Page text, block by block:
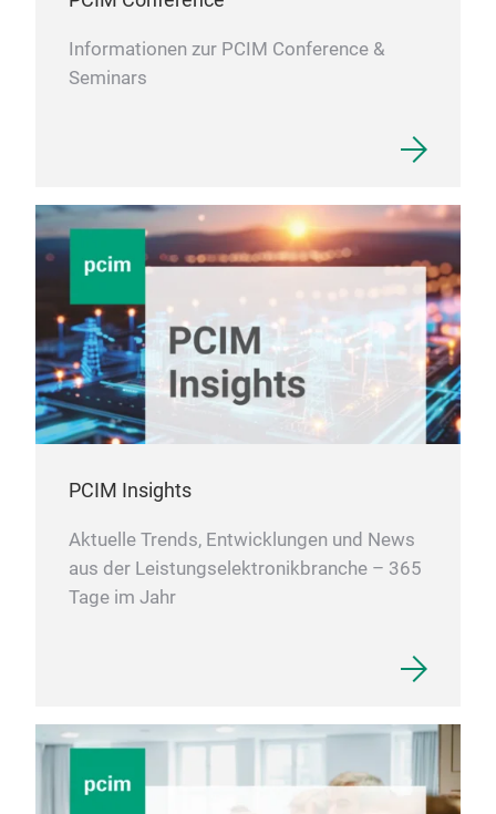
Informationen zur PCIM Conference &
Seminars
PCIM Insights
Aktuelle Trends, Entwicklungen und News
aus der Leistungselektronikbranche – 365
Tage im Jahr